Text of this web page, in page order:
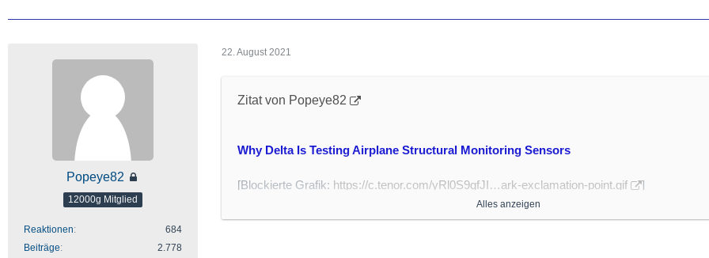
Popeye82
12000g Mitglied
Reaktionen
684
Beiträge
2.778
22. August 2021
Zitat von Popeye82
Why Delta Is Testing Airplane Structural Monitoring Sensors
[Blockierte Grafik: https://c.tenor.com/yRl0S9qfJI…ark-exclamation-point.gif
]
http://aviationweek.com/mro/podcast/podcast-why-delta-testing-airplane-structural-
sensors
Alles anzeigen